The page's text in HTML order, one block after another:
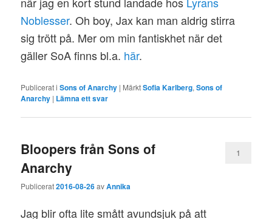
Noblesser. Oh boy, Jax kan man aldrig stirra
sig trött på. Mer om min fantiskhet när det
gäller SoA finns bl.a. här.
Publicerat i Sons of Anarchy | MärktSofia Karlberg,Sons of
Anarchy | Lämna ett svar
Bloopers från Sons of
Anarchy
Publicerat2016-08-26avAnnika
1
Jag blir ofta lite smått avundsjuk på att